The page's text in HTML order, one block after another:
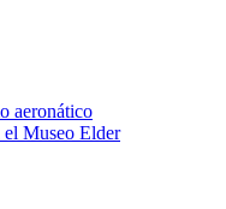
aeronático
Museo Elder